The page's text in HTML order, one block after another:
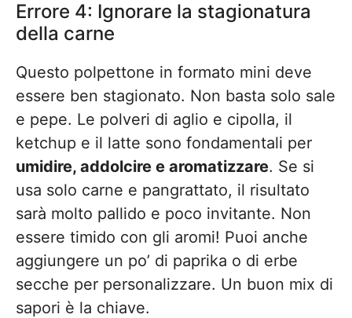
Errore 4: Ignorare la stagionatura
della carne
Questo polpettone in formato mini deve
essere ben stagionato. Non basta solo sale
e pepe. Le polveri di aglio e cipolla, il
ketchup e il latte sono fondamentali per
umidire, addolcire e aromatizzare. Se si
usa solo carne e pangrattato, il risultato
sarà molto pallido e poco invitante. Non
essere timido con gli aromi! Puoi anche
aggiungere un po’ di paprika o di erbe
secche per personalizzare. Un buon mix di
sapori è la chiave.